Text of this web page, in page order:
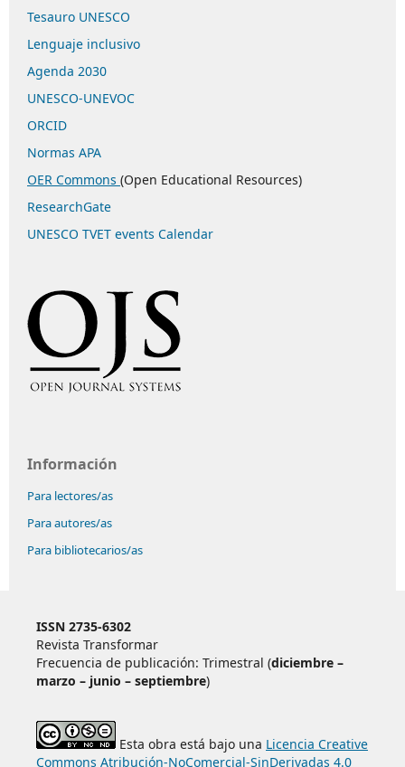
Tesauro UNESCO
Lenguaje inclusivo
Agenda 2030
UNESCO-UNEVOC
ORCID
Normas APA
OER Commons (Open Educational Resources)
ResearchGate
UNESCO TVET events Calendar
Información
Para lectores/as
Para autores/as
Para bibliotecarios/as
ISSN 2735-6302
Revista Transformar
Frecuencia de publicación: Trimestral (diciembre –
marzo – junio – septiembre)
Esta obra está bajo una Licencia Creative
Commons Atribución-NoComercial-SinDerivadas 4.0